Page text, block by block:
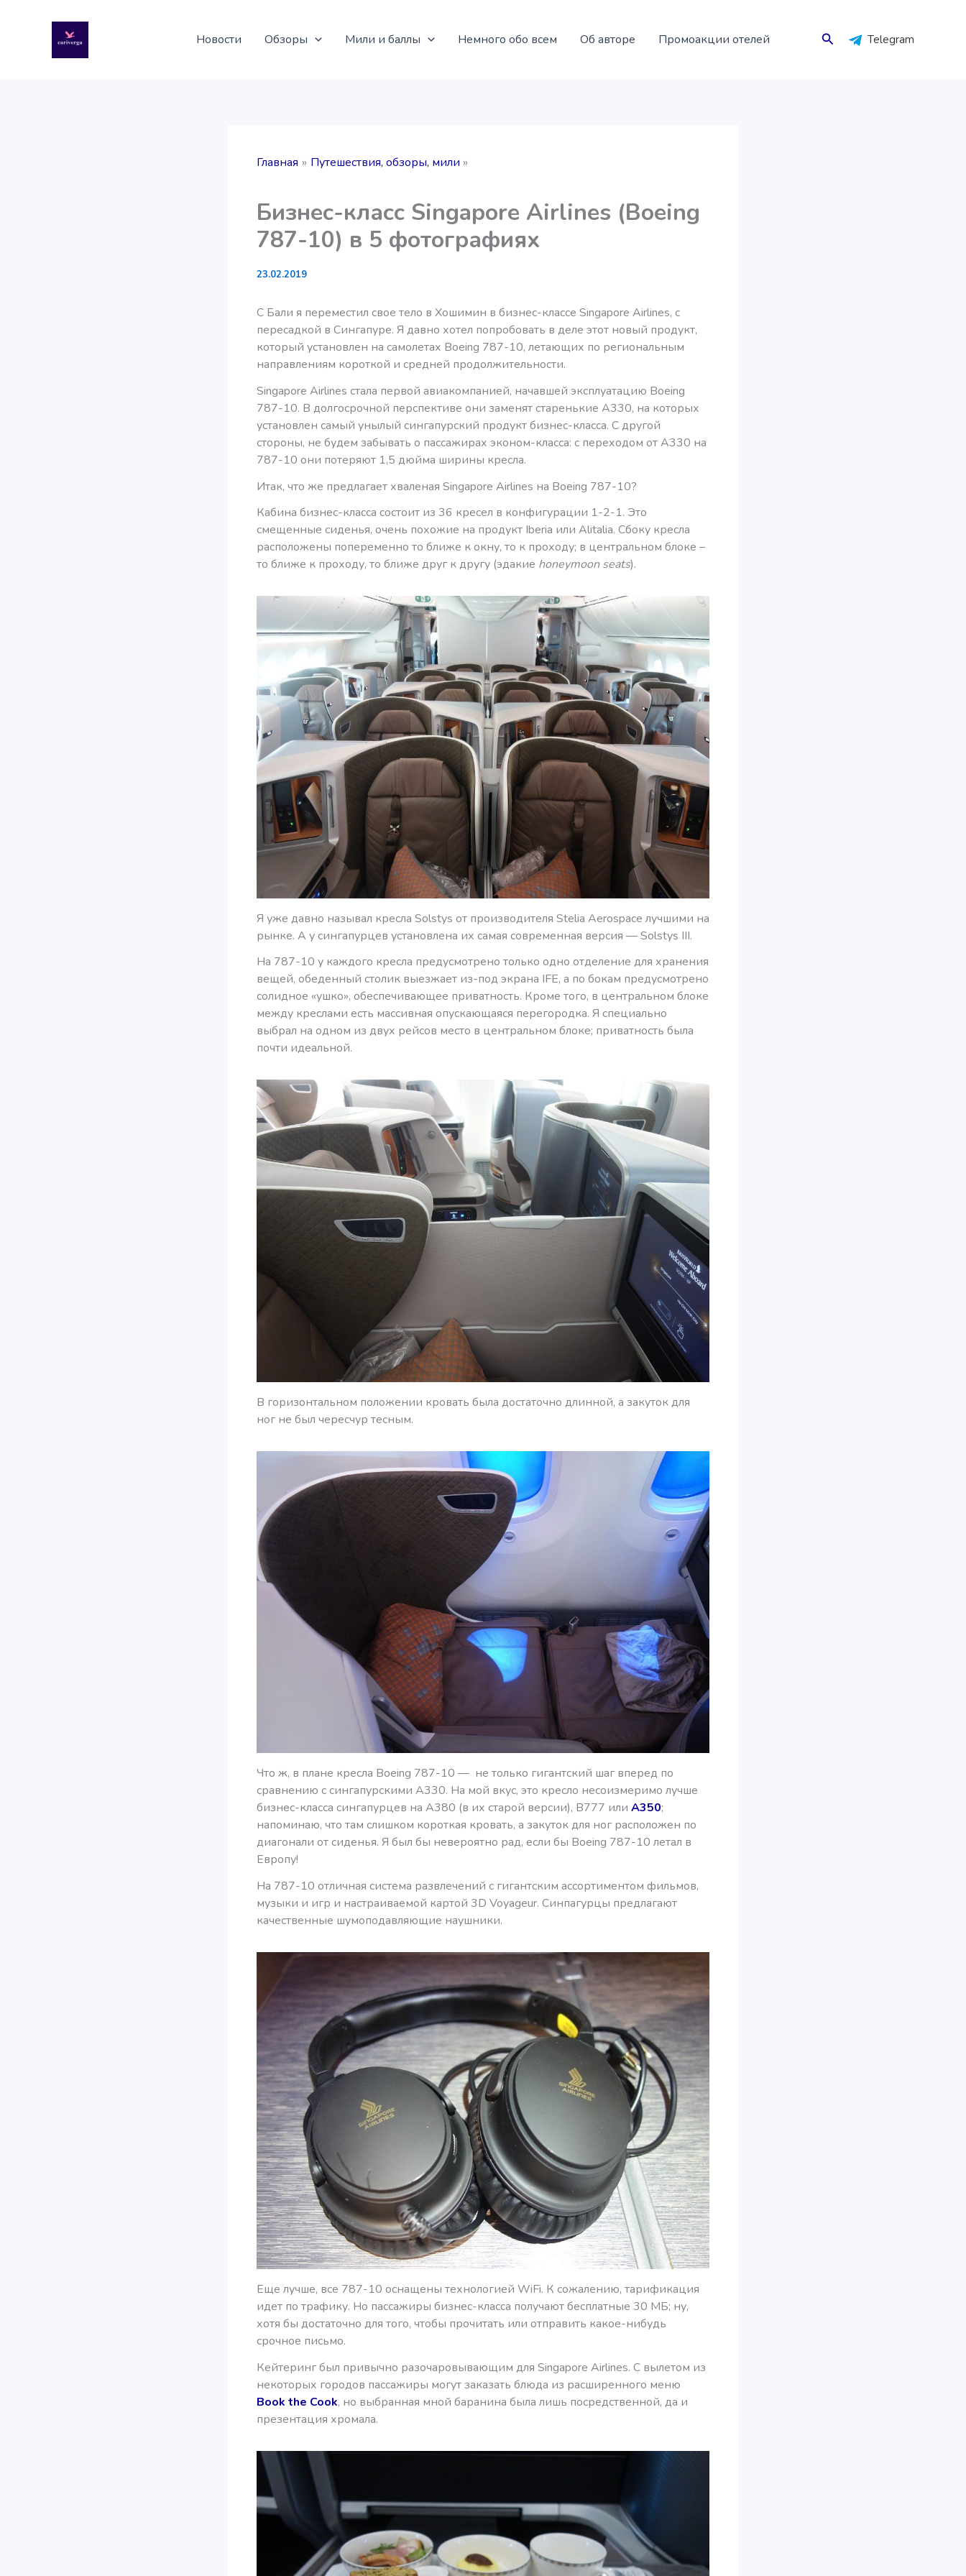
содержимому
Новости Обзоры Мили и баллы Немного обо всем Об авторе Промоакции отелей Поиск Telegram
Главная Путешествия, обзоры, мили
Бизнес-класс Singapore Airlines (Boeing
787-10) в 5 фотографиях
23.02.2019
С Бали я переместил свое тело в Хошимин в бизнес-классе Singapore Airlines, с
пересадкой в Сингапуре. Я давно хотел попробовать в деле этот новый продукт,
который установлен на самолетах Boeing 787-10, летающих по региональным
направлениям короткой и средней продолжительности.
Singapore Airlines стала первой авиакомпанией, начавшей эксплуатацию Boeing
787-10. В долгосрочной перспективе они заменят старенькие А330, на которых
установлен самый унылый сингапурский продукт бизнес-класса. C другой
стороны, не будем забывать о пассажирах эконом-класса: с переходом от А330 на
787-10 они потеряют 1,5 дюйма ширины кресла.
Итак, что же предлагает хваленая Singapore Airlines на Boeing 787-10?
Кабина бизнес-класса состоит из 36 кресел в конфигурации 1-2-1. Это
смещенные сиденья, очень похожие на продукт Iberia или Alitalia. Сбоку кресла
расположены попеременно то ближе к окну, то к проходу; в центральном блоке –
то ближе к проходу, то ближе друг к другу (эдакие honeymoon seats).
Я уже давно называл кресла Solstys от производителя Stelia Aerospace лучшими на
рынке. А у сингапурцев установлена их самая современная версия — Solstys III.
На 787-10 у каждого кресла предусмотрено только одно отделение для хранения
вещей, обеденный столик выезжает из-под экрана IFE, а по бокам предусмотрено
солидное «ушко», обеспечивающее приватность. Кроме того, в центральном блоке
между креслами есть массивная опускающаяся перегородка. Я специально
выбрал на одном из двух рейсов место в центральном блоке; приватность была
почти идеальной.
В горизонтальном положении кровать была достаточно длинной, а закуток для
ног не был чересчур тесным.
Что ж, в плане кресла Boeing 787-10 — не только гигантский шаг вперед по
сравнению с сингапурскими A330. На мой вкус, это кресло несоизмеримо лучше
бизнес-класса сингапурцев на А380 (в их старой версии), B777 или А350;
напоминаю, что там слишком короткая кровать, а закуток для ног расположен по
диагонали от сиденья. Я был бы невероятно рад, если бы Boeing 787-10 летал в
Европу!
На 787-10 отличная система развлечений с гигантским ассортиментом фильмов,
музыки и игр и настраиваемой картой 3D Voyageur. Синпагурцы предлагают
качественные шумоподавляющие наушники.
Еще лучше, все 787-10 оснащены технологией WiFi. К сожалению, тарификация
идет по трафику. Но пассажиры бизнес-класса получают бесплатные 30 МБ; ну,
хотя бы достаточно для того, чтобы прочитать или отправить какое-нибудь
срочное письмо.
Кейтеринг был привычно разочаровывающим для Singapore Airlines. С вылетом из
некоторых городов пассажиры могут заказать блюда из расширенного меню
Book the Cook, но выбранная мной баранина была лишь посредственной, да и
презентация хромала.